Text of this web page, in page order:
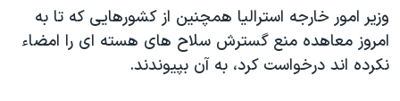
وزير امور خارجه استراليا همچنين از کشورهايی که تا به
امروز معاهده منع گسترش سلاح های هسته ای را امضاء
نکرده اند درخواست کرد، به آن بپيوندند.